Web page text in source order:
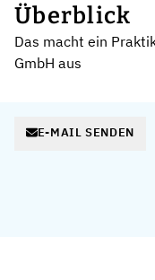
Überblick
Das macht ein
GmbH aus
E-MAIL SENDEN